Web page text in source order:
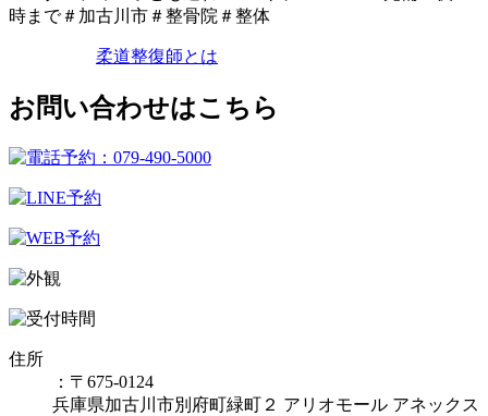
時まで＃加古川市＃整骨院＃整体
柔道整復師とは
お問い合わせはこちら
住所
：〒675-0124
兵庫県加古川市別府町緑町２ アリオモール アネックス